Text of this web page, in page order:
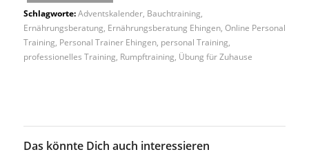
Schlagworte: Adventskalender, Bauchtraining,
Ernährungsberatung, Ernährungsberatung Ehingen, Online Personal
Training, Personal Trainer Ehingen, personal Training,
professionelles Training, Rumpftraining, Übung für Zuhause
Das könnte Dich auch interessieren